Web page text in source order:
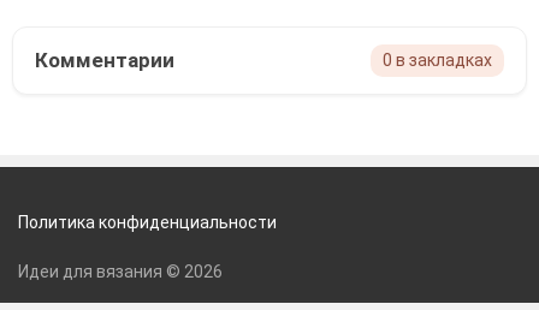
Комментарии 0 в закладках
Политика конфиденциальности
Идеи для вязания © 2026